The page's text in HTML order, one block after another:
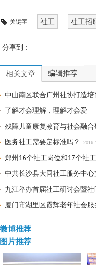
关键字 社工 社工招
分享到：
相关文章 编辑推荐
中山南区联合广州社协打造
了解才会理解，理解才会爱
残障儿童康复教育与社会融合
医务社工需要定标准吗？ 2016-
郑州16个社工岗位和17个社
中共长沙县大同社工服务中心
九江举办首届社工研讨会暨
厦门市湖里区霞辉老年社会
微博推荐
图片推荐